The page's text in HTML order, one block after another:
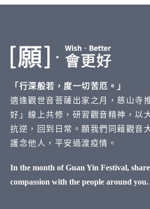
「行深般若，度一切苦厄。」
適逢觀世音菩薩出家之月，慈山寺
好」線上共修，研習觀音精神，以
抗逆，回到日常。願我們同藉觀音
護念他人，平安過渡疫情。
In the month of Guan Yin Festival,
compassion with the people around you.